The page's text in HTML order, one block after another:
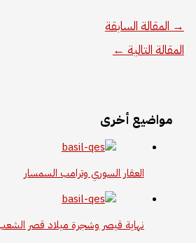
→ المقالة السابقة
المقالة التالية ←
مواضيع أخرى
العقار السوري وترامب السمسار
نهاية قيصر وشجرة ميلاد قصر